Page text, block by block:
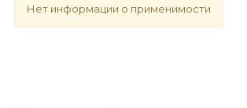
Нет информации о применимости